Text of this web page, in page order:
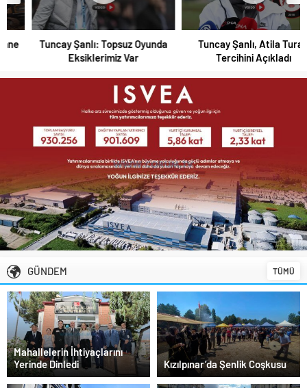
Arca Çorum FK Gençlerbirliği Beraberliğiyle
Hazırlık Maçlarını Noktaladı
Hangi Konuda “Çorum’u Yok Sayıyorlar” Dedi?
Süper Lig’de Transfer Piyasası Alev Alev
Yanıyor
Tuncay Şanlı: Topsuz Oyunda
Eksiklerimiz Var
Tuncay Şanlı, Atila Turan
Tercihini Açıkladı
GÜNDEM TÜMÜ
Mahallelerin İhtiyaçlarını
Yerinde Dinledi
Kızılpınar’da Şenlik Coşkusu